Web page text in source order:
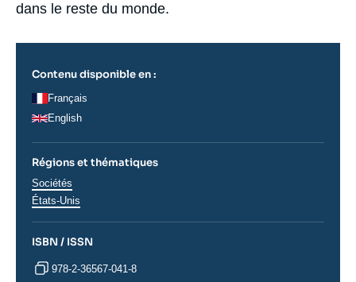
dans le reste du monde.
Contenu disponible en :
Français
English
Régions et thématiques
Thématiques
analyses
Sociétés
Régions
États-Unis
ISBN / ISSN
978-2-36567-041-8